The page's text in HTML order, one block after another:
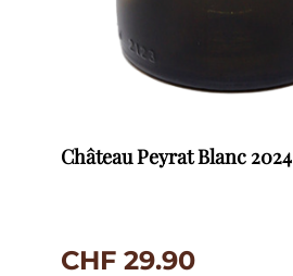
Château Peyrat Blanc 2024
CHF 29.90